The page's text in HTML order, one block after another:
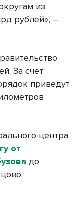
из
рублей», –
За счет
приведут
центра
от
до